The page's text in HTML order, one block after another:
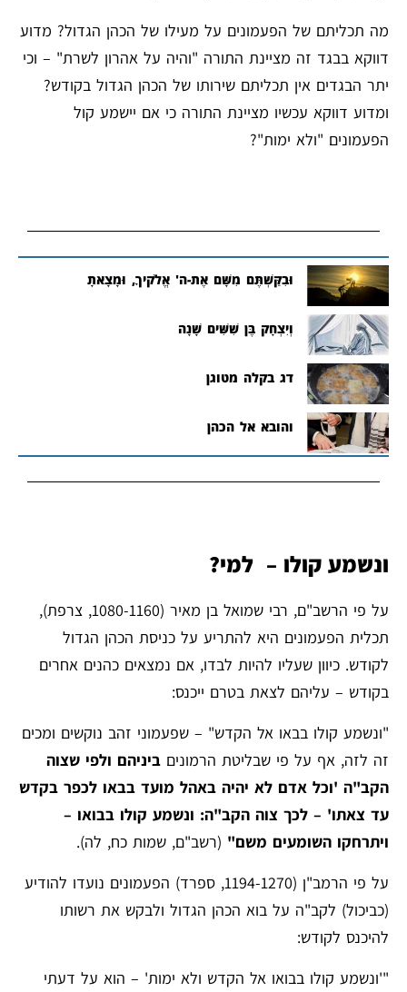
מה תכליתם של הפעמונים על מעילו של הכהן הגדול? מדוע
דווקא בבגד זה מציינת התורה "והיה על אהרון לשרת" – וכי
יתר הבגדים אין תכליתם שירותו של הכהן הגדול בקודש?
ומדוע דווקא עכשיו מציינת התורה כי אם יישמע קול
הפעמונים "ולא ימות"?
וּבִקַּשְׁתֶּם מִשָּׁם אֶת-ה' אֱלֹקיךָ, וּמָצָאתָ
וְיִצְחָק בֶּן שִׁשִּׁים שָׁנָה
דג בקלה מטוגן
והובא אל הכהן
ונשמע קולו – למי?
על פי הרשב"ם, רבי שמואל בן מאיר (1080-1160, צרפת),
תכלית הפעמונים היא להתריע על כניסת הכהן הגדול
לקודש. כיוון שעליו להיות לבדו, אם נמצאים כהנים אחרים
בקודש – עליהם לצאת בטרם ייכנס:
"ונשמע קולו בבאו אל הקדש" – שפעמוני זהב נוקשים ומכים
זה לזה, אף על פי שבליטת הרמונים ביניהם ולפי שצוה
הקב"ה 'וכל אדם לא יהיה באהל מועד בבאו לכפר בקדש
עד צאתו' – לכך צוה הקב"ה: ונשמע קולו בבואו –
ויתרחקו השומעים משם" (רשב"ם, שמות כח, לה).
על פי הרמב"ן (1194-1270, ספרד) הפעמונים נועדו להודיע
(כביכול) לקב"ה על בוא הכהן הגדול ולבקש את רשותו
להיכנס לקודש:
"'ונשמע קולו בבואו אל הקדש ולא ימות' – הוא על דעתי